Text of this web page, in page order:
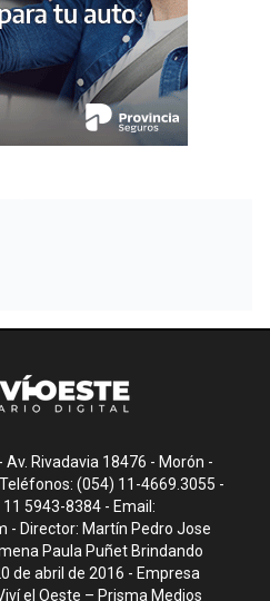
Rivadavia 18476 - Morón -
(054) 11-4669.3055 -
5943-8384 - Email:
- Director: Martín Pedro Jose
Paula Puñet Brindando
de abril de 2016 - Empresa
el Oeste – Prisma Medios